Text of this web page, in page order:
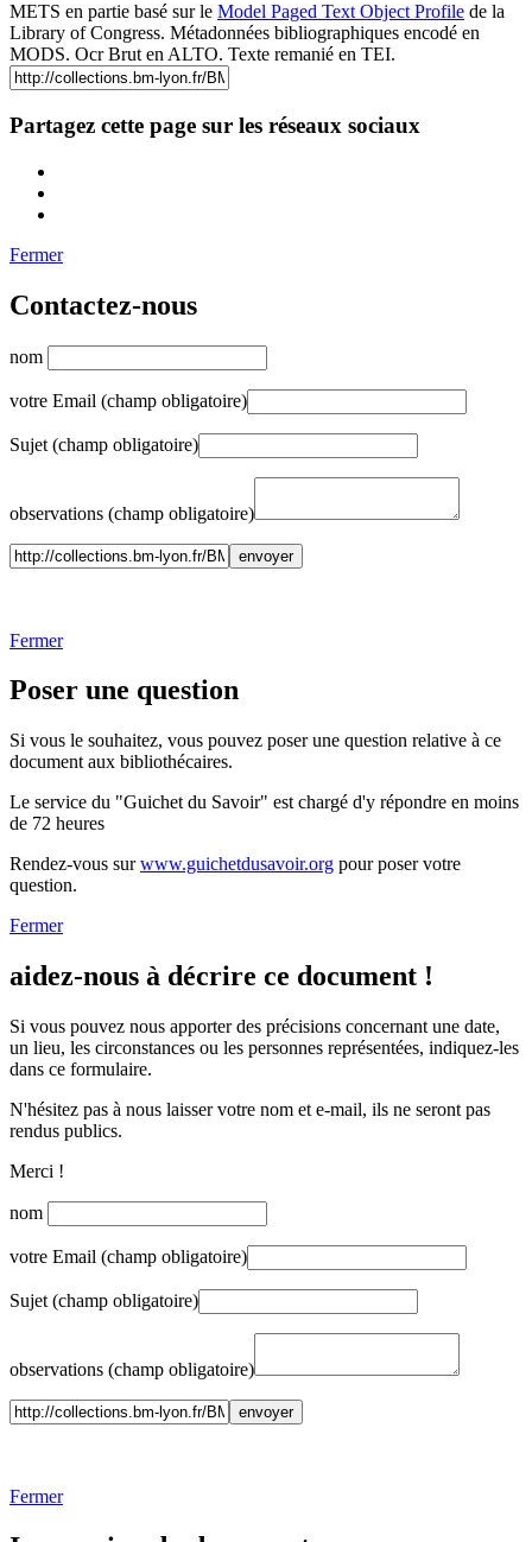
METS en partie basé sur le Model Paged Text Object Profile de la
Library of Congress. Métadonnées bibliographiques encodé en
MODS. Ocr Brut en ALTO. Texte remanié en TEI.
Partagez cette page sur les réseaux sociaux
Fermer
Contactez-nous
nom
votre Email (champ obligatoire)
Sujet (champ obligatoire)
observations (champ obligatoire)
Fermer
Poser une question
Si vous le souhaitez, vous pouvez poser une question relative à ce
document aux bibliothécaires.
Le service du "Guichet du Savoir" est chargé d'y répondre en moins
de 72 heures
Rendez-vous surwww.guichetdusavoir.org pour poser votre
question.
Fermer
aidez-nous à décrire ce document !
Si vous pouvez nous apporter des précisions concernant une date,
un lieu, les circonstances ou les personnes représentées, indiquez-les
dans ce formulaire.
N'hésitez pas à nous laisser votre nom et e-mail, ils ne seront pas
rendus publics.
Merci !
nom
votre Email (champ obligatoire)
Sujet (champ obligatoire)
observations (champ obligatoire)
Fermer